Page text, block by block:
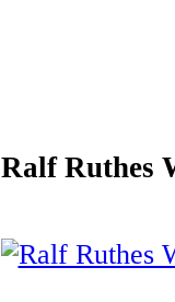
Ralf Ruthes